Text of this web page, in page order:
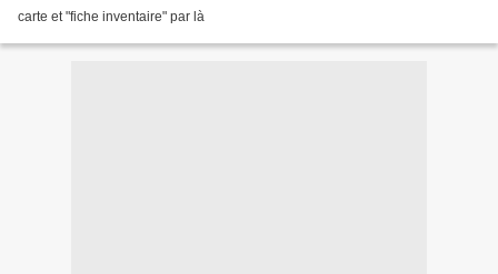
carte et "fiche inventaire" par là